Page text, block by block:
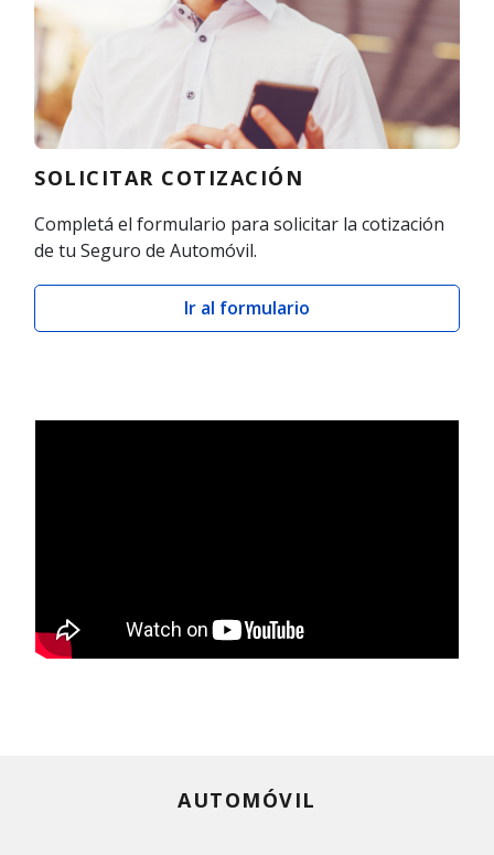
SOLICITAR COTIZACIÓN
Completá el formulario para solicitar la cotización
de tu Seguro de Automóvil.
Ir al formulario
AUTOMÓVIL